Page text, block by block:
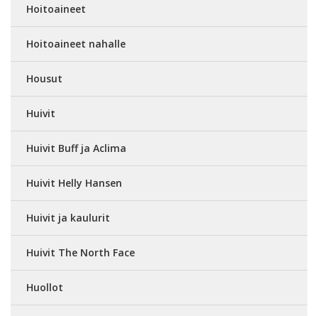
Hoitoaineet
Hoitoaineet nahalle
Housut
Huivit
Huivit Buff ja Aclima
Huivit Helly Hansen
Huivit ja kaulurit
Huivit The North Face
Huollot